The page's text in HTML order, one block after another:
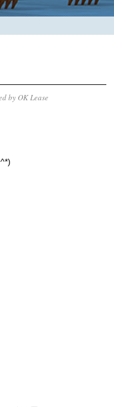
by OK Lease